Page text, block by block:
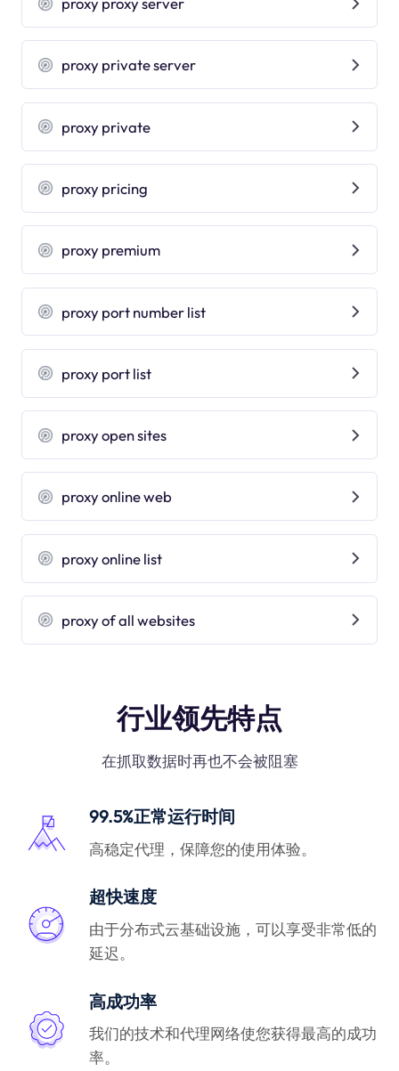
proxy private server
proxy private
proxy pricing
proxy premium
proxy port number list
proxy port list
proxy open sites
proxy online web
proxy online list
proxy of all websites
行业领先特点
在抓取数据时再也不会被阻塞
99.5%正常运行时间
高稳定代理，保障您的使用体验。
超快速度
由于分布式云基础设施，可以享受非常低的
延迟。
高成功率
我们的技术和代理网络使您获得最高的成功
率。